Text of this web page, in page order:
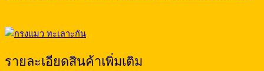
รายละเอียดสินค้าเพิ่มเติม